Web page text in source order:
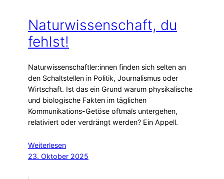
Naturwissenschaft, du
fehlst!
Naturwissenschaftler:innen finden sich selten an
den Schaltstellen in Politik, Journalismus oder
Wirtschaft. Ist das ein Grund warum physikalische
und biologische Fakten im täglichen
Kommunikations-Getöse oftmals untergehen,
relativiert oder verdrängt werden? Ein Appell.
Weiterlesen
23. Oktober 2025